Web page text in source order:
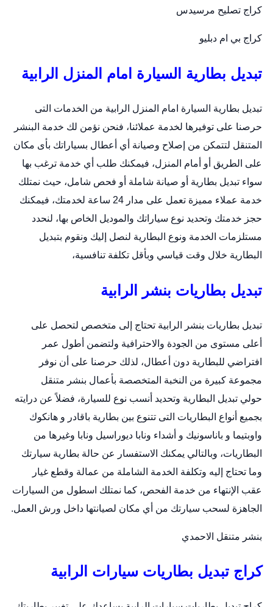
كراج تصليح مرسيدس
كراج بي ام دبليو
تبديل بطارية السيارة امام المنزل الرابية
تبديل بطارية السيارة امام المنزل الرابية من الخدمات التى
حرصنا على توفيرها لخدمة عملائنا، فنحن نؤمن لك خدمة البنشر
المتنقل لتتمكن من إصلاح وصيانة أي أعطال بسياراتك بأى مكان
على الطريق أو أمام المنزل، فيمكنك طلب أي خدمة ترغب بها
سواء تبديل بطارية أو صيانة شاملة أو فحص شامل، حيث نمتلك
خدمة عملاء مميزة تعمل على مدار 24 ساعة لخدمتك، فيمكنك
حجز خدمتك وتحديد نوع سياراتك والموديل الخاص بها، لنحدد
مستلزمات الخدمة ونوع البطارية لنصل إليك ونقوم بتبديل
البطارية خلال وقت قياسي وبأقل تكلفة تنافسية،
تبديل بطاريات بنشر الرابية
تبديل بطاريات بنشر الرابية تحتاج إلى متخصص لتحصل على
أعلى مستوى من الجودة والاحترافية ولتضمن أطول عمر
افتراضي للبطارية دون أعطال، لذلك حرصنا على أن نوفر
مجموعة كبيرة من النخبة المتخصصة بأعمال بنشر متنقل
حولي تبديل البطارية وتحديد أنسب نوع للسيارة، فضلاً عن درايته
بجميع أنواع البطاريات التى تتنوع بين بطارية باقادر و هانكوك
واوبتيما و باناسونيك و أشداء ونابا ديوراسيل ونابا وغيرها من
البطاريات، وبالتالي يمكنك الاستفسار عن حالة بطارية سيارتك
وما تحتاج إليه وتكلفة الخدمة الشاملة من عمالة وقطع غيار
عقب الإنتهاء من خدمة الفحص، كما نمتلك اسطول من السيارات
الجاهزة لسحب سيارتك من أي مكان لصيانتها داخل ورش العمل.
بنشر متنقل الاحمدي
كراج تبديل بطاريات سيارات الرابية